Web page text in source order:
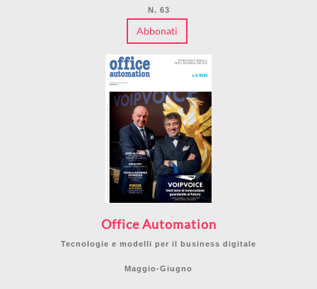
N. 63
Abbonati
Office Automation
Tecnologie e modelli per il business digitale
Maggio-Giugno